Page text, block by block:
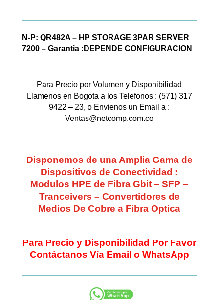
N-P: QR482A – HP STORAGE 3PAR SERVER
7200 – Garantia :DEPENDE CONFIGURACION
Para Precio por Volumen y Disponibilidad
Llamenos en Bogota a los Telefonos : (571) 317
9422 – 23, o Envienos un Email a :
Ventas@netcomp.com.co
Disponemos de una Amplia Gama de
Dispositivos de Conectividad :
Modulos HPE de Fibra Gbit – SFP –
Tranceivers – Convertidores de
Medios De Cobre a Fibra Optica
Para Precio y Disponibilidad Por Favor
Contáctanos Vía Email o WhatsApp